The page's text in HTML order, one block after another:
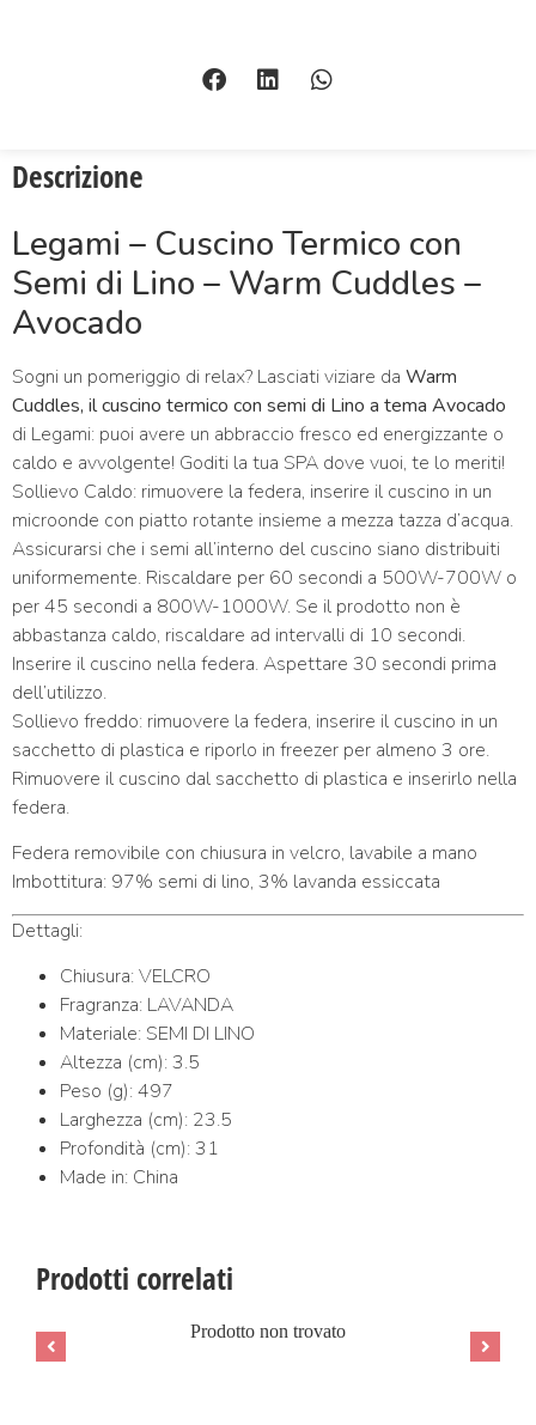
Descrizione
Legami – Cuscino Termico con
Semi di Lino – Warm Cuddles –
Avocado
Sogni un pomeriggio di relax? Lasciati viziare da Warm
Cuddles, il cuscino termico con semi di Lino a tema Avocado
di Legami: puoi avere un abbraccio fresco ed energizzante o
caldo e avvolgente! Goditi la tua SPA dove vuoi, te lo meriti!
Sollievo Caldo: rimuovere la federa, inserire il cuscino in un
microonde con piatto rotante insieme a mezza tazza d’acqua.
Assicurarsi che i semi all’interno del cuscino siano distribuiti
uniformemente. Riscaldare per 60 secondi a 500W-700W o
per 45 secondi a 800W-1000W. Se il prodotto non è
abbastanza caldo, riscaldare ad intervalli di 10 secondi.
Inserire il cuscino nella federa. Aspettare 30 secondi prima
dell’utilizzo.
Sollievo freddo: rimuovere la federa, inserire il cuscino in un
sacchetto di plastica e riporlo in freezer per almeno 3 ore.
Rimuovere il cuscino dal sacchetto di plastica e inserirlo nella
federa.
Federa removibile con chiusura in velcro, lavabile a mano
Imbottitura: 97% semi di lino, 3% lavanda essiccata
Dettagli:
Chiusura: VELCRO
Fragranza: LAVANDA
Materiale: SEMI DI LINO
Altezza (cm): 3.5
Peso (g): 497
Larghezza (cm): 23.5
Profondità (cm): 31
Made in: China
Prodotti correlati
Prodotto non trovato